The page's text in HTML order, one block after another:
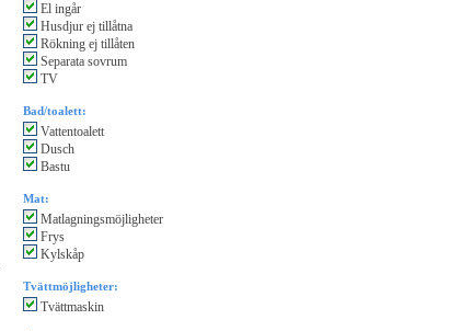
El ingår
Husdjur ej tillåtna
Rökning ej tillåten
Separata sovrum
TV
Bad/toalett:
Vattentoalett
Dusch
Bastu
Mat:
Matlagningsmöjligheter
Frys
Kylskåp
Tvättmöjligheter:
Tvättmaskin